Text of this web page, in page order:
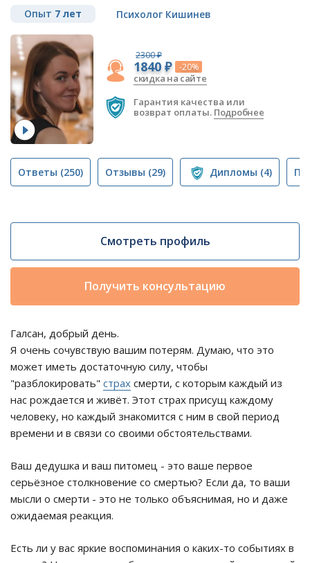
Опыт 7 лет Психолог Кишинев
2300 ₽
1840 ₽ -20%
скидка на сайте
Гарантия качества или
возврат оплаты. Подробнее
Ответы (250) Отзывы (29) Дипломы (4)
Смотреть профиль
Получить консультацию
Галсан, добрый день.
Я очень сочувствую вашим потерям. Думаю, что это
может иметь достаточную силу, чтобы
"разблокировать" страх смерти, с которым каждый из
нас рождается и живёт. Этот страх присущ каждому
человеку, но каждый знакомится с ним в свой период
времени и в связи со своими обстоятельствами.
Ваш дедушка и ваш питомец - это ваше первое
серьёзное столкновение со смертью? Если да, то ваши
мысли о смерти - это не только объяснимая, но и даже
ожидаемая реакция.
Есть ли у вас яркие воспоминания о каких-то событиях в